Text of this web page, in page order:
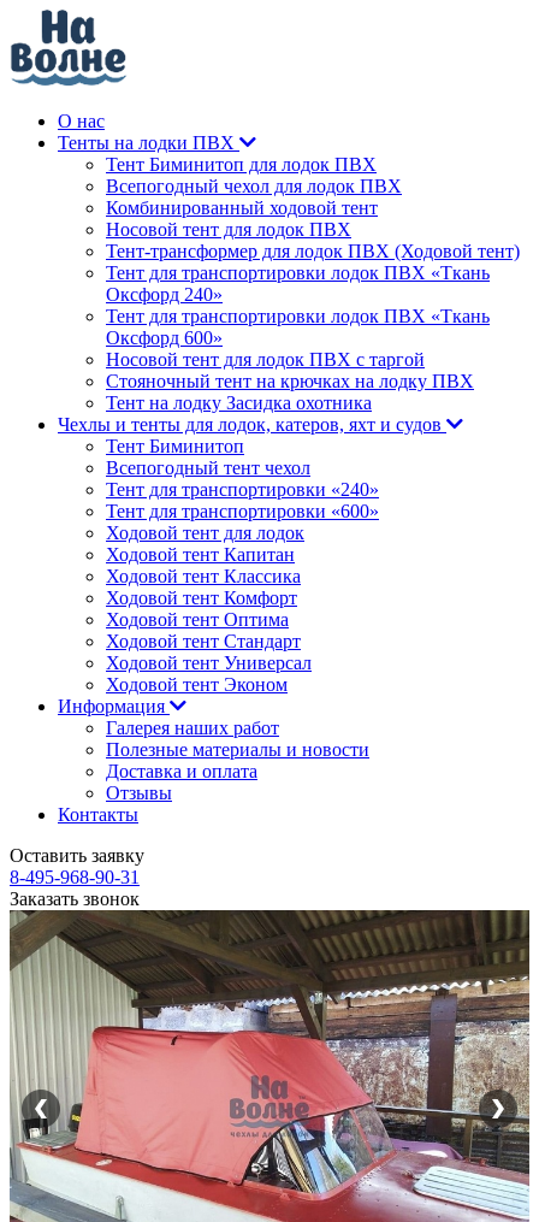
О нас
Тенты на лодки ПВХ
Тент Биминитоп для лодок ПВХ
Всепогодный чехол для лодок ПВХ
Комбинированный ходовой тент
Носовой тент для лодок ПВХ
Тент-трансформер для лодок ПВХ (Ходовой тент)
Тент для транспортировки лодок ПВХ «Ткань
Оксфорд 240»
Тент для транспортировки лодок ПВХ «Ткань
Оксфорд 600»
Носовой тент для лодок ПВХ с таргой
Стояночный тент на крючках на лодку ПВХ
Тент на лодку Засидка охотника
Чехлы и тенты для лодок, катеров, яхт и судов
Тент Биминитоп
Всепогодный тент чехол
Тент для транспортировки «240»
Тент для транспортировки «600»
Ходовой тент для лодок
Ходовой тент Капитан
Ходовой тент Классика
Ходовой тент Комфорт
Ходовой тент Оптима
Ходовой тент Стандарт
Ходовой тент Универсал
Ходовой тент Эконом
Информация
Галерея наших работ
Полезные материалы и новости
Доставка и оплата
Отзывы
Контакты
Оставить заявку
8-495-968-90-31
Заказать звонок